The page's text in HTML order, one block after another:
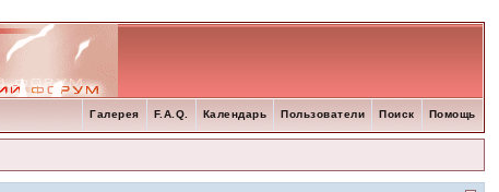
Помощь
Поиск
Пользователи
Календарь
F.A.Q.
Галерея